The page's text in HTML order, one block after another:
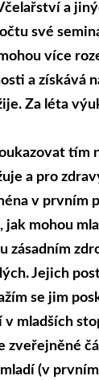
a
své
více
a získává
Za léta
tím
a pro
v prvním
jak mohou
zásadním
Jejich
se jim
v mladších
zveřejněné
(v